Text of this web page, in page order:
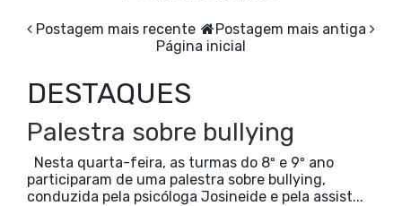
Postagem mais recente
Postagem mais antiga
Página inicial
DESTAQUES
Palestra sobre bullying
Nesta quarta-feira, as turmas do 8º e 9º ano
participaram de uma palestra sobre bullying,
conduzida pela psicóloga Josineide e pela assist...